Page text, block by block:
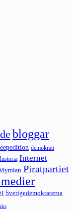
bloggar
demokrati
historia Internet
Piratpartiet
Sverigedemokraterna